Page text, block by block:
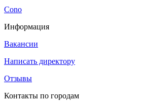
Cono
Информация
Вакансии
Написать директору
Отзывы
Контакты по городам